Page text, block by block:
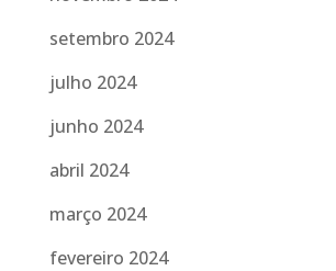
setembro 2024
julho 2024
junho 2024
abril 2024
março 2024
fevereiro 2024